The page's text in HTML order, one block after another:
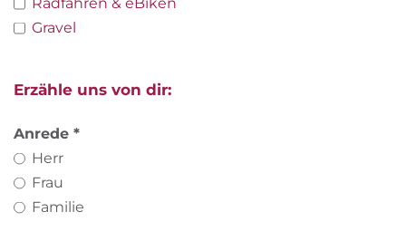
Radfahren & eBiken
Gravel
Erzähle uns von dir:
Anrede
Herr
Frau
Familie